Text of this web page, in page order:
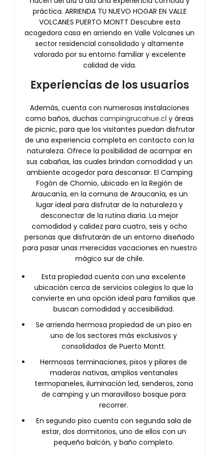
práctica. ARRIENDA TU NUEVO HOGAR EN VALLE
VOLCANES PUERTO MONTT Descubre esta
acogedora casa en arriendo en Valle Volcanes un
sector residencial consolidado y altamente
valorado por su entorno familiar y excelente
calidad de vida.
Experiencias de los usuarios
Además, cuenta con numerosas instalaciones
como baños, duchas campingrucahue.cl y áreas
de picnic, para que los visitantes puedan disfrutar
de una experiencia completa en contacto con la
naturaleza. Ofrece la posibilidad de acampar en
sus cabañas, las cuales brindan comodidad y un
ambiente acogedor para descansar. El Camping
Fogón de Chomio, ubicado en la Región de
Araucanía, en la comuna de Araucanía, es un
lugar ideal para disfrutar de la naturaleza y
desconectar de la rutina diaria. La mejor
comodidad y calidez para cuatro, seis y ocho
personas que disfrutarán de un entorno diseñado
para pasar unas merecidas vacaciones en nuestro
mágico sur de chile.
Esta propiedad cuenta con una excelente
ubicación cerca de servicios colegios lo que la
convierte en una opción ideal para familias que
buscan comodidad y accesibilidad.
Se arrienda hermosa propiedad de un piso en
uno de los sectores más exclusivos y
consolidados de Puerto Montt.
Hermosas terminaciones, pisos y pilares de
maderas nativas, amplios ventanales
termopaneles, iluminación led, senderos, zona
de camping y un maravilloso bosque para
recorrer.
En segundo piso cuenta con segunda sala de
estar, dos dormitorios, uno de ellos con un
pequeño balcón, y baño completo.